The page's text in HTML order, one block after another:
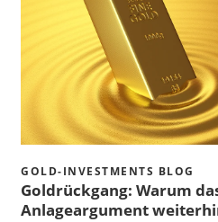
GOLD-INVESTMENTS BLOG
Goldrückgang: Warum
Anlageargument